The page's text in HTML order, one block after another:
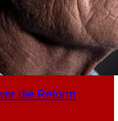
die Reform